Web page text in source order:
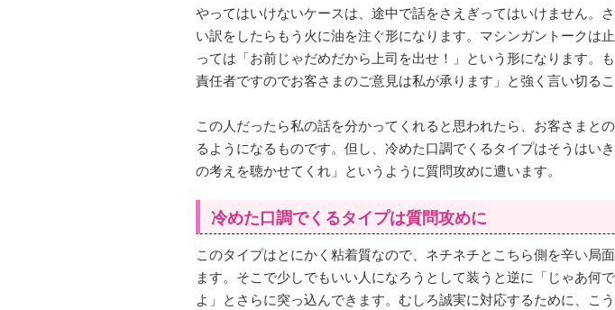
やってはいけないケースは、途中で話をさえぎってはいけません。
い訳をしたらもう火に油を注ぐ形になります。マシンガントークは
っては「お前じゃだめだから上司を出せ！」という形になります。
責任者ですのでお客さまのご意見は私が承ります」と強く言い切る
この人だったら私の話を分かってくれると思われたら、お客さまと
るようになるものです。但し、冷めた口調でくるタイプはそうはい
の考えを聴かせてくれ」というように質問攻めに遭います。
冷めた口調でくるタイプは質問攻めに
このタイプはとにかく粘着質なので、ネチネチとこちら側を辛い局
ます。そこで少しでもいい人になろうとして装うと逆に「じゃあ何
よ」とさらに突っ込んできます。むしろ誠実に対応するために、こ